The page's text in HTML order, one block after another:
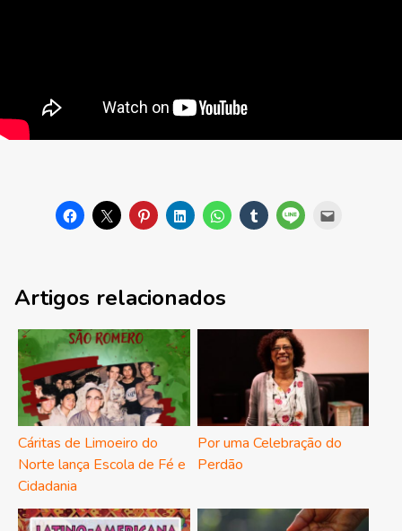
Artigos relacionados
Cáritas de Limoeiro do
Norte lança Escola de Fé e
Cidadania
Por uma Celebração do
Perdão